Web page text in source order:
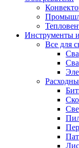
Инструменты
Все для